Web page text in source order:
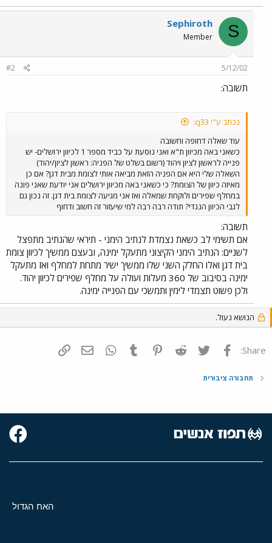
S
Sephiroth
Member
5/12/02
#2
תשובה:
נכתב ע"י cj33:
עוד שאלה דחופה וחשובה
כשאני באה מכיוון ת"א ואני נוסעת על כביד מספר 1 לכיוון ירושלים- יש
פנייה לראשון לציון ויהוד (רשום בשלט של הפניה: ראשון לציון/יהוד)
השאלה שלי היא אם הפניה הזאת מביאה אותי לצומת מבית דגן? אם כן
מאיזה כיוון של הצומת? כי כשאני באה מכיוון ירושלים אני יודעת שאני פונה
במחלף שפירים ולוקחת שמאלה ואז אני מגיעה לצומת בית דגן. זה נכון גם
לגבי הכיוון הנגדי? תודה רבה רבה למי שיעזור זה חשוב ודחוף
תשובה:
אם תשימי לב כשאת נצמדת לנתיב הימני - תיראי שהנתיב מתפצל
לשניים: הנתיב הימני הקיצוני מתעקל ימינה, ובעצם ממשיך לכיוון צומת
בית דגן ואלו החלק השני שלו ממשיך ישיר מתחת למחלף ואז מתעקל
ימינה בסיבוב של 360 מעלות ועולה על מחלף שפירים לכיוון יהוד.
ולכן פשוט תצמדי לימין ותמשכי עם הפנייה ימינה.
הנושא נעול.
Share: פייסבוק Twitter
Reddit
Pinterest
Tumblr
WhatsAppדואר אלקטרוני
תחבורה ציבורית
האח הגדול